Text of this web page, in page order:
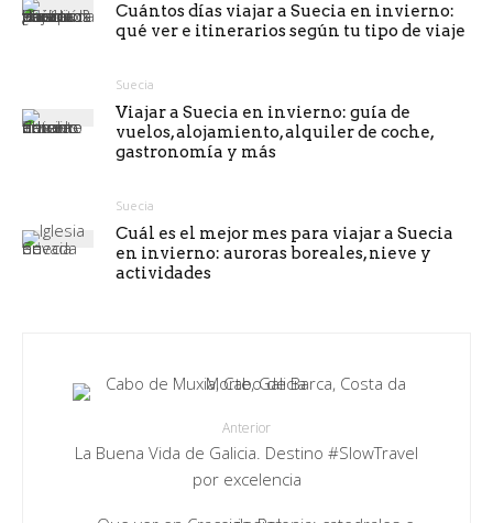
Cuántos días viajar a Suecia en invierno:
qué ver e itinerarios según tu tipo de viaje
Suecia
Viajar a Suecia en invierno: guía de
vuelos, alojamiento, alquiler de coche,
gastronomía y más
Suecia
Cuál es el mejor mes para viajar a Suecia
en invierno: auroras boreales, nieve y
actividades
Anterior
La Buena Vida de Galicia. Destino #SlowTravel
por excelencia